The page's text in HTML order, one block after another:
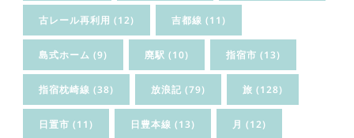
古レール再利用 (12) 吉都線 (11)
島式ホーム (9) 廃駅 (10) 指宿市 (13)
指宿枕崎線 (38) 放浪記 (79) 旅 (128)
日置市 (11) 日豊本線 (13) 月 (12)